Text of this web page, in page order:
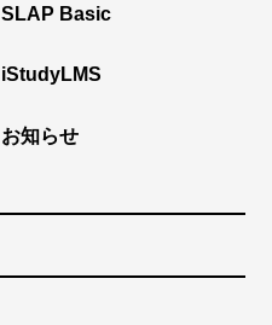
SLAP Basic
iStudyLMS
お知らせ